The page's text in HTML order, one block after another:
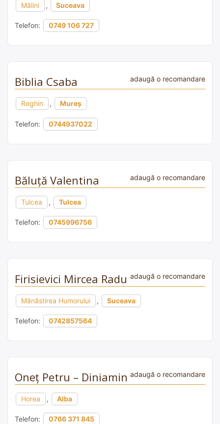
Mălini , Suceava
Telefon: 0749 106 727
Biblia Csaba adaugă o recomandare
Reghin , Mureș
Telefon: 0744937022
Băluță Valentina adaugă o recomandare
Tulcea , Tulcea
Telefon: 0745996756
Firisievici Mircea Radu adaugă o recomandare
Mănăstirea Humorului , Suceava
Telefon: 0742857564
Oneț Petru – Diniamin adaugă o recomandare
Horea , Alba
Telefon: 0766 371 845